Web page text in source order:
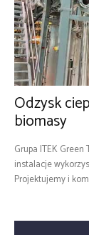
Odzysk
biomasy
Grupa ITEK
instalacje
Projektujemy i